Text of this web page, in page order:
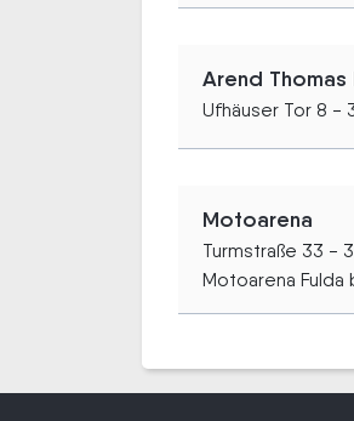
Arend
Ufhäuser Tor 8 -
Motoarena
Turmstraße 33 -
Motoarena Fulda